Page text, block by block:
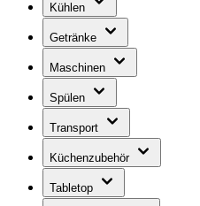
Kühlen
Getränke
Maschinen
Spülen
Transport
Küchenzubehör
Tabletop